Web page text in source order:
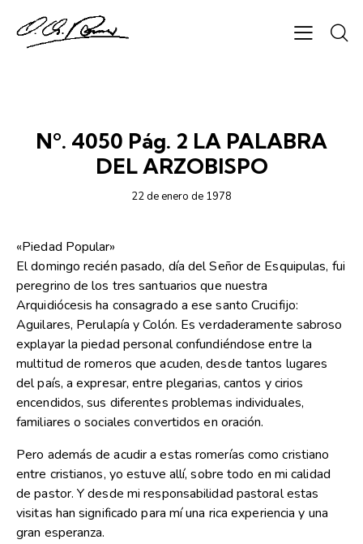
Nº. 4050 Pág. 2 LA PALABRA
DEL ARZOBISPO
22 de enero de 1978
«Piedad Popular»
El domingo recién pasado, día del Señor de Esquipulas, fui
peregrino de los tres santuarios que nuestra
Arquidiócesis ha consagrado a ese santo Crucifijo:
Aguilares, Perulapía y Colón. Es verdaderamente sabroso
explayar la piedad personal confundiéndose entre la
multitud de romeros que acuden, desde tantos lugares
del país, a expresar, entre plegarias, cantos y cirios
encendidos, sus diferentes problemas individuales,
familiares o sociales convertidos en oración.
Pero además de acudir a estas romerías como cristiano
entre cristianos, yo estuve allí, sobre todo en mi calidad
de pastor. Y desde mi responsabilidad pastoral estas
visitas han significado para mí una rica experiencia y una
gran esperanza.